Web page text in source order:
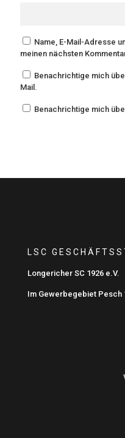
Name, E-Mail-Adresse
meinen nächsten
Benachrichtige mich
Mail.
Benachrichtige mich
LSC
Longericher SC 1926 e.V.
Im Gewerbegebiet Pesch